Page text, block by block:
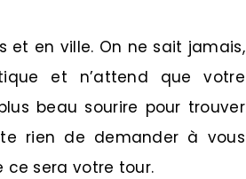
et en ville. On ne sait jamais,
et n’attend que votre
beau sourire pour trouver
rien de demander à vous
ce sera votre tour.